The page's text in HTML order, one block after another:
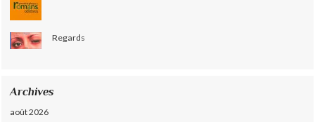
Regards
Archives
août 2026